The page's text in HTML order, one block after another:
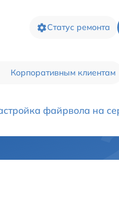
Статус ремонта
Корпоративным клиентам
файрвола на